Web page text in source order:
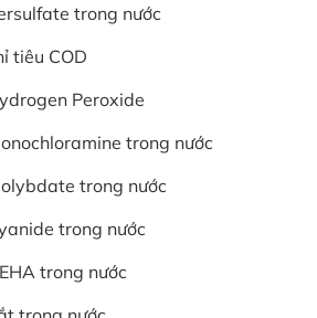
trong nước
tiêu COD
Peroxide
trong nước
trong nước
trong nước
trong nước